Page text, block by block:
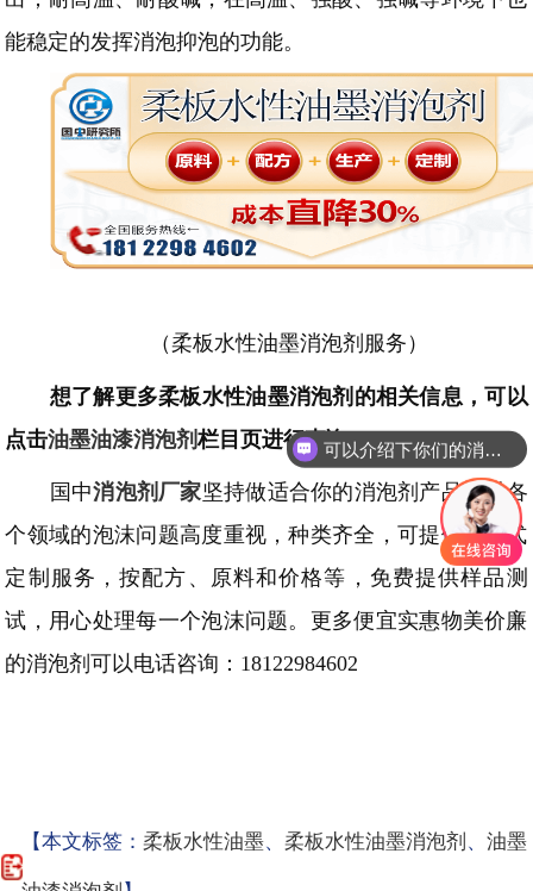
能稳定的发挥消泡抑泡的功能。
（柔板水性油墨消泡剂服务）
想了解更多柔板水性油墨消泡剂的相关信息，可以
点击油墨油漆消泡剂栏目页进行查询。
国中消泡剂厂家坚持做适合你的消泡剂产品，对各
个领域的泡沫问题高度重视，种类齐全，可提供一站式
定制服务，按配方、原料和价格等，免费提供样品测
试，用心处理每一个泡沫问题。更多便宜实惠物美价廉
的消泡剂可以电话咨询： 18122984602
【本文标签： 柔板水性油墨、 柔板水性油墨消泡剂 、 油墨